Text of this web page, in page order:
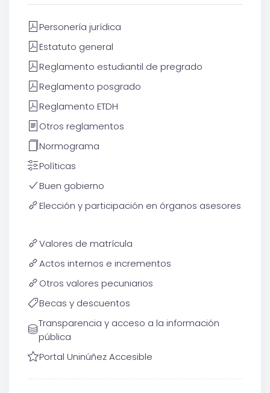
Personería jurídica
Estatuto general
Reglamento estudiantil de pregrado
Reglamento posgrado
Reglamento ETDH
Otros reglamentos
Normograma
Políticas
Buen gobierno
Elección y participación en órganos asesores
Valores de matrícula
Actos internos e incrementos
Otros valores pecuniarios
Becas y descuentos
Transparencia y acceso a la información
pública
Portal Uninúñez Accesible